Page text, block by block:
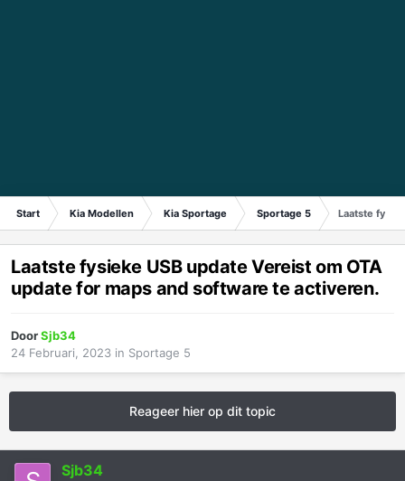
Start Kia Modellen Kia Sportage Sportage 5 Laatste
Laatste fysieke USB update Vereist om OTA
update for maps and software te activeren.
DoorSjb34
24 Februari, 2023 in Sportage 5
Reageer hier op dit topic
Sjb34